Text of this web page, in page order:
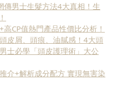
男士生髮方法4大真相！生
CP值熱門產品性價比分析！
皮屑、頭痕、油膩感！4大頭
士必學「頭皮護理術」大公
介+解析成分配方 實現無害染